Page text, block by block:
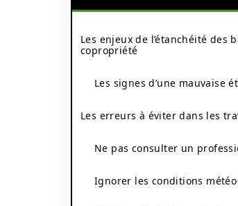
Les enjeux de l’étanchéité des
copropriété
Les signes d’une mauvaise
Les erreurs à éviter dans les
Ne pas consulter un
Ignorer les conditions météo